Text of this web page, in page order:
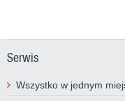
Serwis
Wszystko w jednym